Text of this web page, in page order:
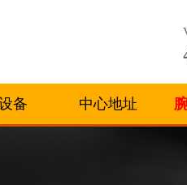
备 中心地址